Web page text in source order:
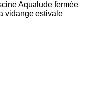
Aqualude fermée
vidange estivale